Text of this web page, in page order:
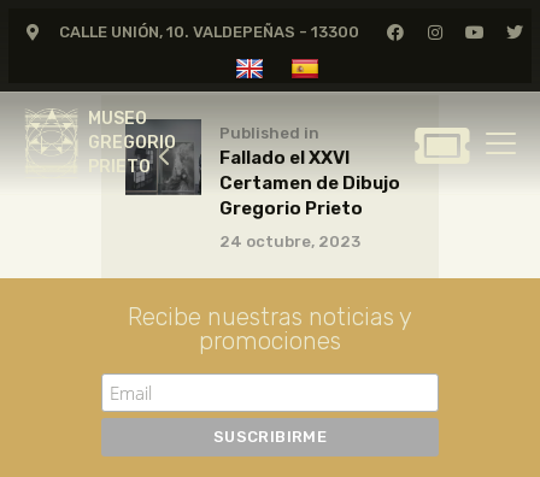
CALLE UNIÓN, 10. VALDEPEÑAS - 13300
MUSEO
GREGORIO
PRIETO
MUSEO
GREGORIO
GREGORIO PRIETO
ARCHIVO
CERTAMEN DE DIBUJO
FUNDACIÓN
TIENDA
NOTICIAS
Published in
Fallado el XXVI
Certamen de Dibujo
Gregorio Prieto
24 octubre, 2023
Recibe nuestras noticias y
promociones